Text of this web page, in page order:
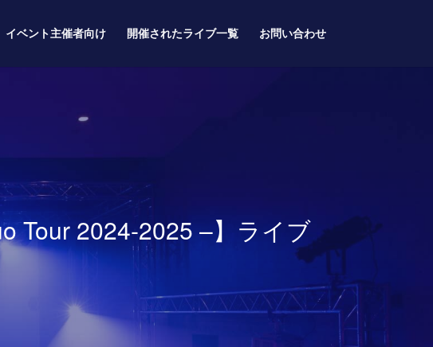
イベント主催者向け 開催されたライブ一覧 お問い合わせ
Tour 2024-2025 –】ライブ